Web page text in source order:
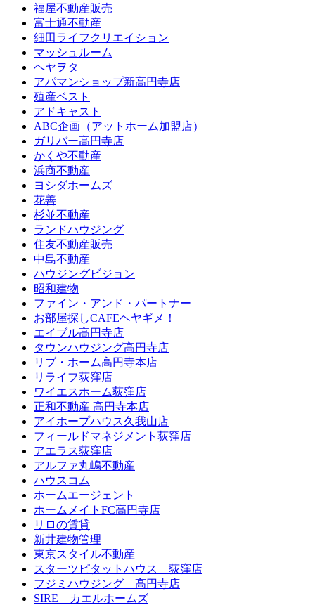
福屋不動産販売
富士通不動産
細田ライフクリエイション
マッシュルーム
ヘヤヲタ
アパマンショップ新高円寺店
殖産ベスト
アドキャスト
ABC企画（アットホーム加盟店）
ガリバー高円寺店
かくや不動産
浜商不動産
ヨシダホームズ
花善
杉並不動産
ランドハウジング
住友不動産販売
中島不動産
ハウジングビジョン
昭和建物
ファイン・アンド・パートナー
お部屋探しCAFEヘヤギメ！
エイブル高円寺店
タウンハウジング高円寺店
リブ・ホーム高円寺本店
リライフ荻窪店
ワイエスホーム荻窪店
正和不動産 高円寺本店
アイホープハウス久我山店
フィールドマネジメント荻窪店
アエラス荻窪店
アルファ丸嶋不動産
ハウスコム
ホームエージェント
ホームメイトFC高円寺店
リロの賃貸
新井建物管理
東京スタイル不動産
スターツピタットハウス 荻窪店
フジミハウジング 高円寺店
SIRE カエルホームズ